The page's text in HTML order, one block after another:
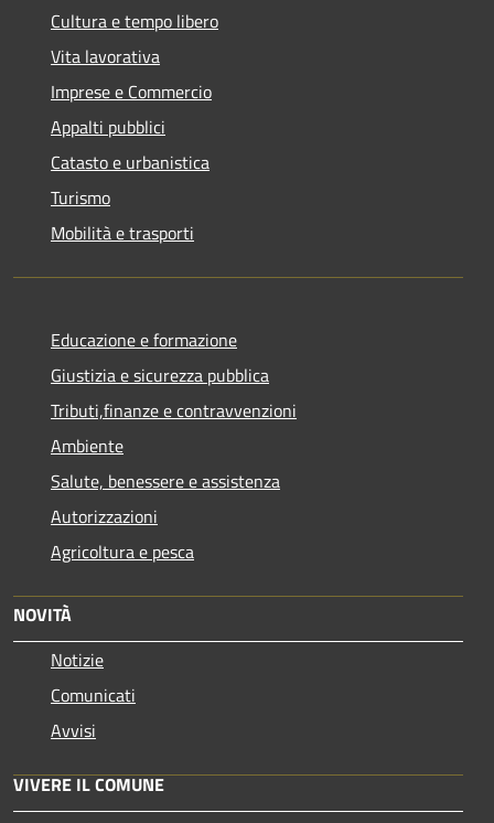
Cultura e tempo libero
Vita lavorativa
Imprese e Commercio
Appalti pubblici
Catasto e urbanistica
Turismo
Mobilità e trasporti
Educazione e formazione
Giustizia e sicurezza pubblica
Tributi,finanze e contravvenzioni
Ambiente
Salute, benessere e assistenza
Autorizzazioni
Agricoltura e pesca
NOVITÀ
Notizie
Comunicati
Avvisi
VIVERE IL COMUNE